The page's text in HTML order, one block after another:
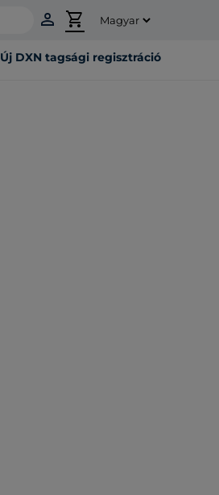
person shopping_cart
Új DXN tagsági regisztráció